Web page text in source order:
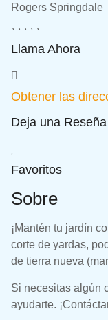
Rogers Springdale
Llama Ahora
Obtener las
Deja una Reseña
Favoritos
Sobre
¡Mantén tu jardín
corte de yardas,
de tierra nueva
Si necesitas algún
ayudarte.